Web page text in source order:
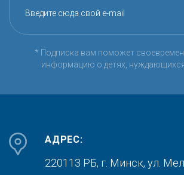
Введите сюда свой e-mail
* Подписка вам поможет
информацию о детях,
АДРЕС:
220113 РБ, г. Минск, ул.